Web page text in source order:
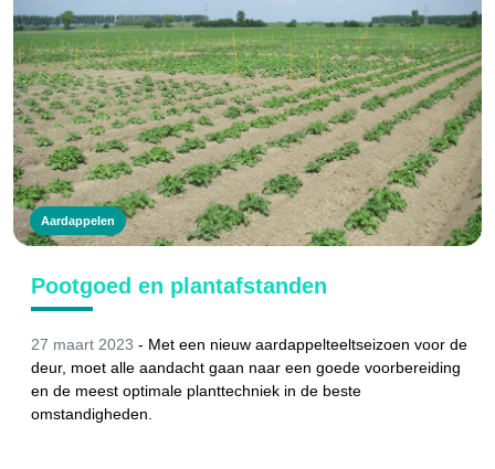
Aardappelen
Pootgoed en plantafstanden
27 maart 2023 - Met een nieuw aardappelteeltseizoen voor de
deur, moet alle aandacht gaan naar een goede voorbereiding
en de meest optimale planttechniek in de beste
omstandigheden.